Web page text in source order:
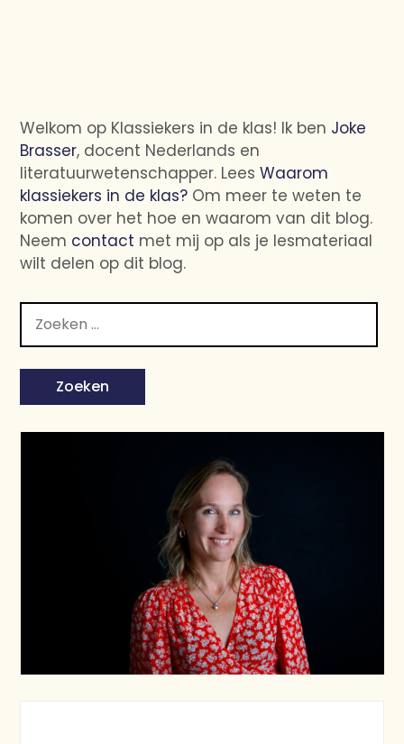
Welkom op Klassiekers in de klas! Ik ben Joke
Brasser, docent Nederlands en
literatuurwetenschapper. LeesWaarom
klassiekers in de klas? Om meer te weten te
komen over het hoe en waarom van dit blog.
Neem contact met mij op als je lesmateriaal
wilt delen op dit blog.
naar: